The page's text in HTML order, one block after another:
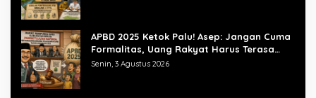
APBD 2025 Ketok Palu! Asep: Jangan Cuma
Formalitas, Uang Rakyat Harus Terasa
Manfaatnya
Senin, 3 Agustus 2026